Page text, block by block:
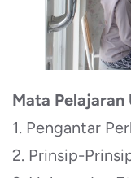
Mata Pelajaran
1. Pengantar
2. Prinsip-